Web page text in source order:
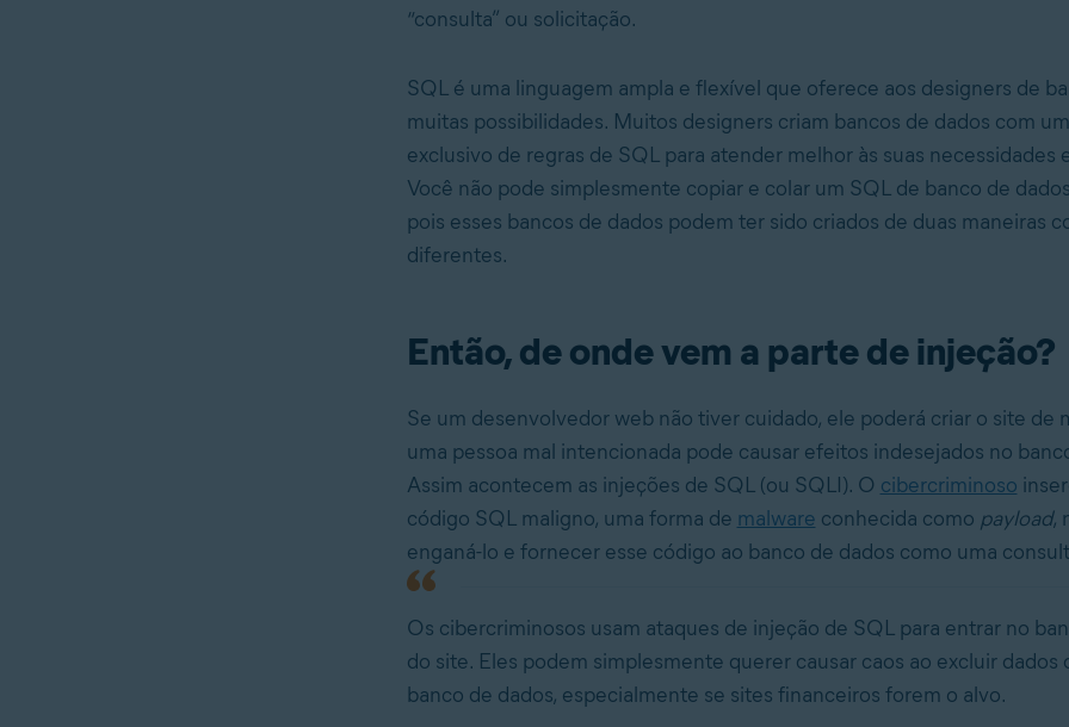
“consulta” ou solicitação.
SQL é uma linguagem ampla e flexível que oferece aos designers de
muitas possibilidades. Muitos designers criam bancos de dados com
exclusivo de regras de SQL para atender melhor às suas necessidades
Você não pode simplesmente copiar e colar um SQL de banco de
pois esses bancos de dados podem ter sido criados de duas maneiras
diferentes.
Então, de onde vem a parte de injeção?
Se um desenvolvedor web não tiver cuidado, ele poderá criar o site de
uma pessoa mal intencionada pode causar efeitos indesejados no
Assim acontecem as injeções de SQL (ou SQLI). O cibercriminoso
código SQL maligno, uma forma de malware conhecida como payload,
enganá-lo e fornecer esse código ao banco de dados como uma
Os cibercriminosos usam ataques de injeção de SQL para entrar no
do site. Eles podem simplesmente querer causar caos ao excluir dados
banco de dados, especialmente se sites financeiros forem o alvo.